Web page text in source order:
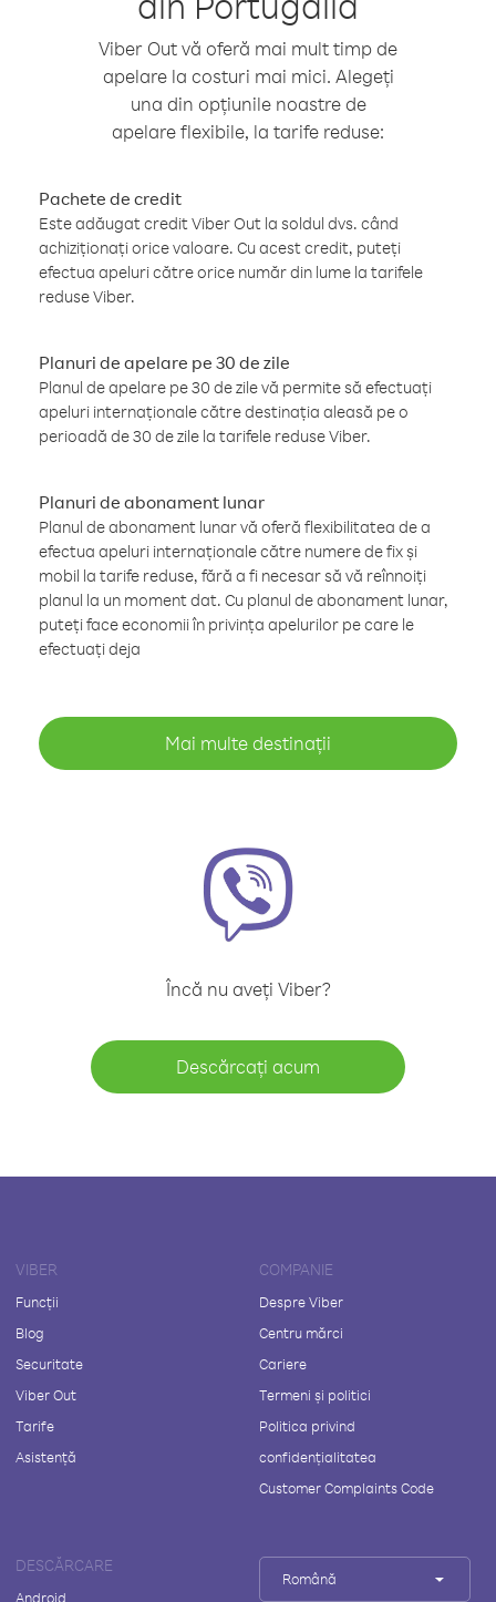
Viber Out vă oferă mai mult timp de
apelare la costuri mai mici. Alegeți
una din opțiunile noastre de
apelare flexibile, la tarife reduse:
Pachete de credit
Este adăugat credit Viber Out la soldul dvs. când
achiziționați orice valoare. Cu acest credit, puteți
efectua apeluri către orice număr din lume la tarifele
reduse Viber.
Planuri de apelare pe 30 de zile
Planul de apelare pe 30 de zile vă permite să efectuați
apeluri internaționale către destinația aleasă pe o
perioadă de 30 de zile la tarifele reduse Viber.
Planuri de abonament lunar
Planul de abonament lunar vă oferă flexibilitatea de a
efectua apeluri internaționale către numere de fix și
mobil la tarife reduse, fără a fi necesar să vă reînnoiți
planul la un moment dat. Cu planul de abonament lunar,
puteți face economii în privința apelurilor pe care le
efectuați deja
Mai multe destinații
Încă nu aveți Viber?
Descărcați acum
VIBER
Funcții
Blog
Securitate
Viber Out
Tarife
Asistență
COMPANIE
Despre Viber
Centru mărci
Cariere
Termeni și politici
Politica privind
confidențialitatea
Customer Complaints Code
DESCĂRCARE
Android
Română